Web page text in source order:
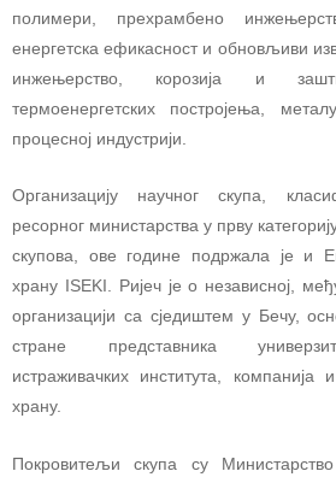
полимери, прехрамбено
енергетска ефикасност и обновљиви
инжењерство, корозија и
термоенергетских постројења,
процесној индустрији.
Организацију научног скупа,
ресорног министарства у прву
скупова, ове године подржала је и
храну ISEKI. Ријеч је о независној,
организацији са сједиштем у Бечу,
стране представника
истраживачких института,
храну.
Покровитељи скупа су